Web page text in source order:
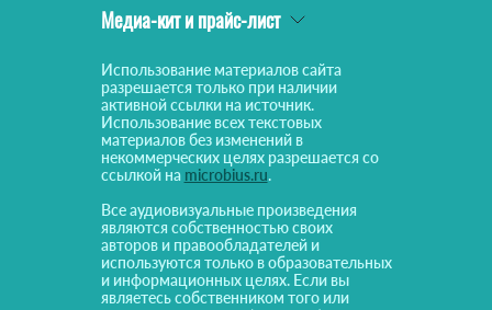
Медиа-кит и прайс-лист
Использование материалов сайта
разрешается только при наличии
активной ссылки на источник.
Использование всех текстовых
материалов без изменений в
некоммерческих целях разрешается со
ссылкой на microbius.ru.
Все аудиовизуальные произведения
являются собственностью своих
авторов и правообладателей и
используются только в образовательных
и информационных целях. Если вы
являетесь собственником того или